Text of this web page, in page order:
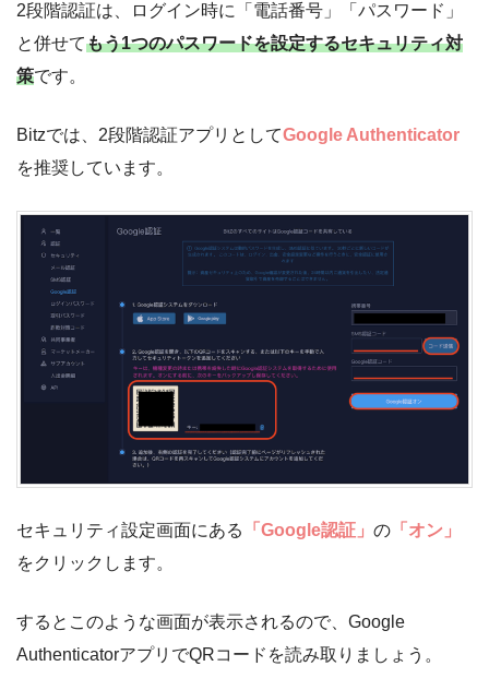
2段階認証は、ログイン時に「電話番号」「パスワード」
と併せてもう1つのパスワードを設定するセキュリティ対
策です。
Bitzでは、2段階認証アプリとしてGoogle Authenticator
を推奨しています。
セキュリティ設定画面にある 「Google認証」 の 「オン」
をクリックします。
するとこのような画面が表示されるので、Google
AuthenticatorアプリでQRコードを読み取りましょう。